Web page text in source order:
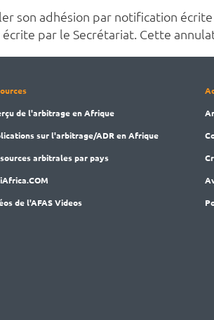
son adhésion par notification
par le Secrétariat. Cette
de l'arbitrage en Afrique
sur l'arbitrage/ADR en Afrique
arbitrales par pays
rica.COM
de l'AFAS Videos